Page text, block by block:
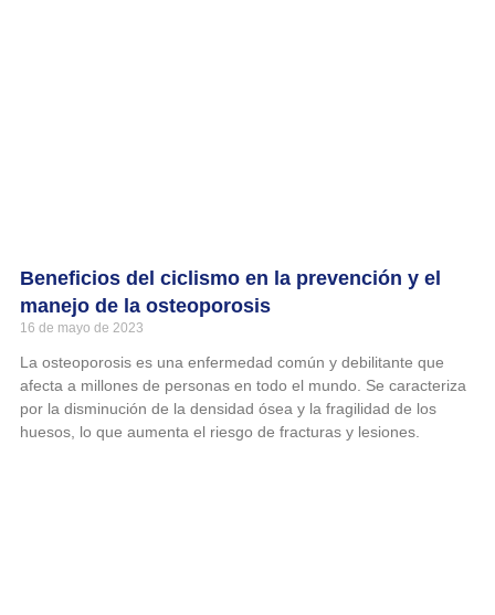
Beneficios del ciclismo en la prevención y el
manejo de la osteoporosis
16 de mayo de 2023
La osteoporosis es una enfermedad común y debilitante que
afecta a millones de personas en todo el mundo. Se caracteriza
por la disminución de la densidad ósea y la fragilidad de los
huesos, lo que aumenta el riesgo de fracturas y lesiones.